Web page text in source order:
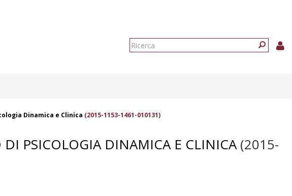
Form
Dinamica e Clinica (2015-1153-1461-010131)
PSICOLOGIA DINAMICA E CLINICA(2015-